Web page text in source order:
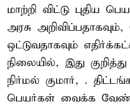
மாற்றி விட்டு புதிய
அரசு
ஒட்டுவதாகவும்
நிலையில், இது
நிர்மல் குமார், .
பெயர்கள் வைக்க